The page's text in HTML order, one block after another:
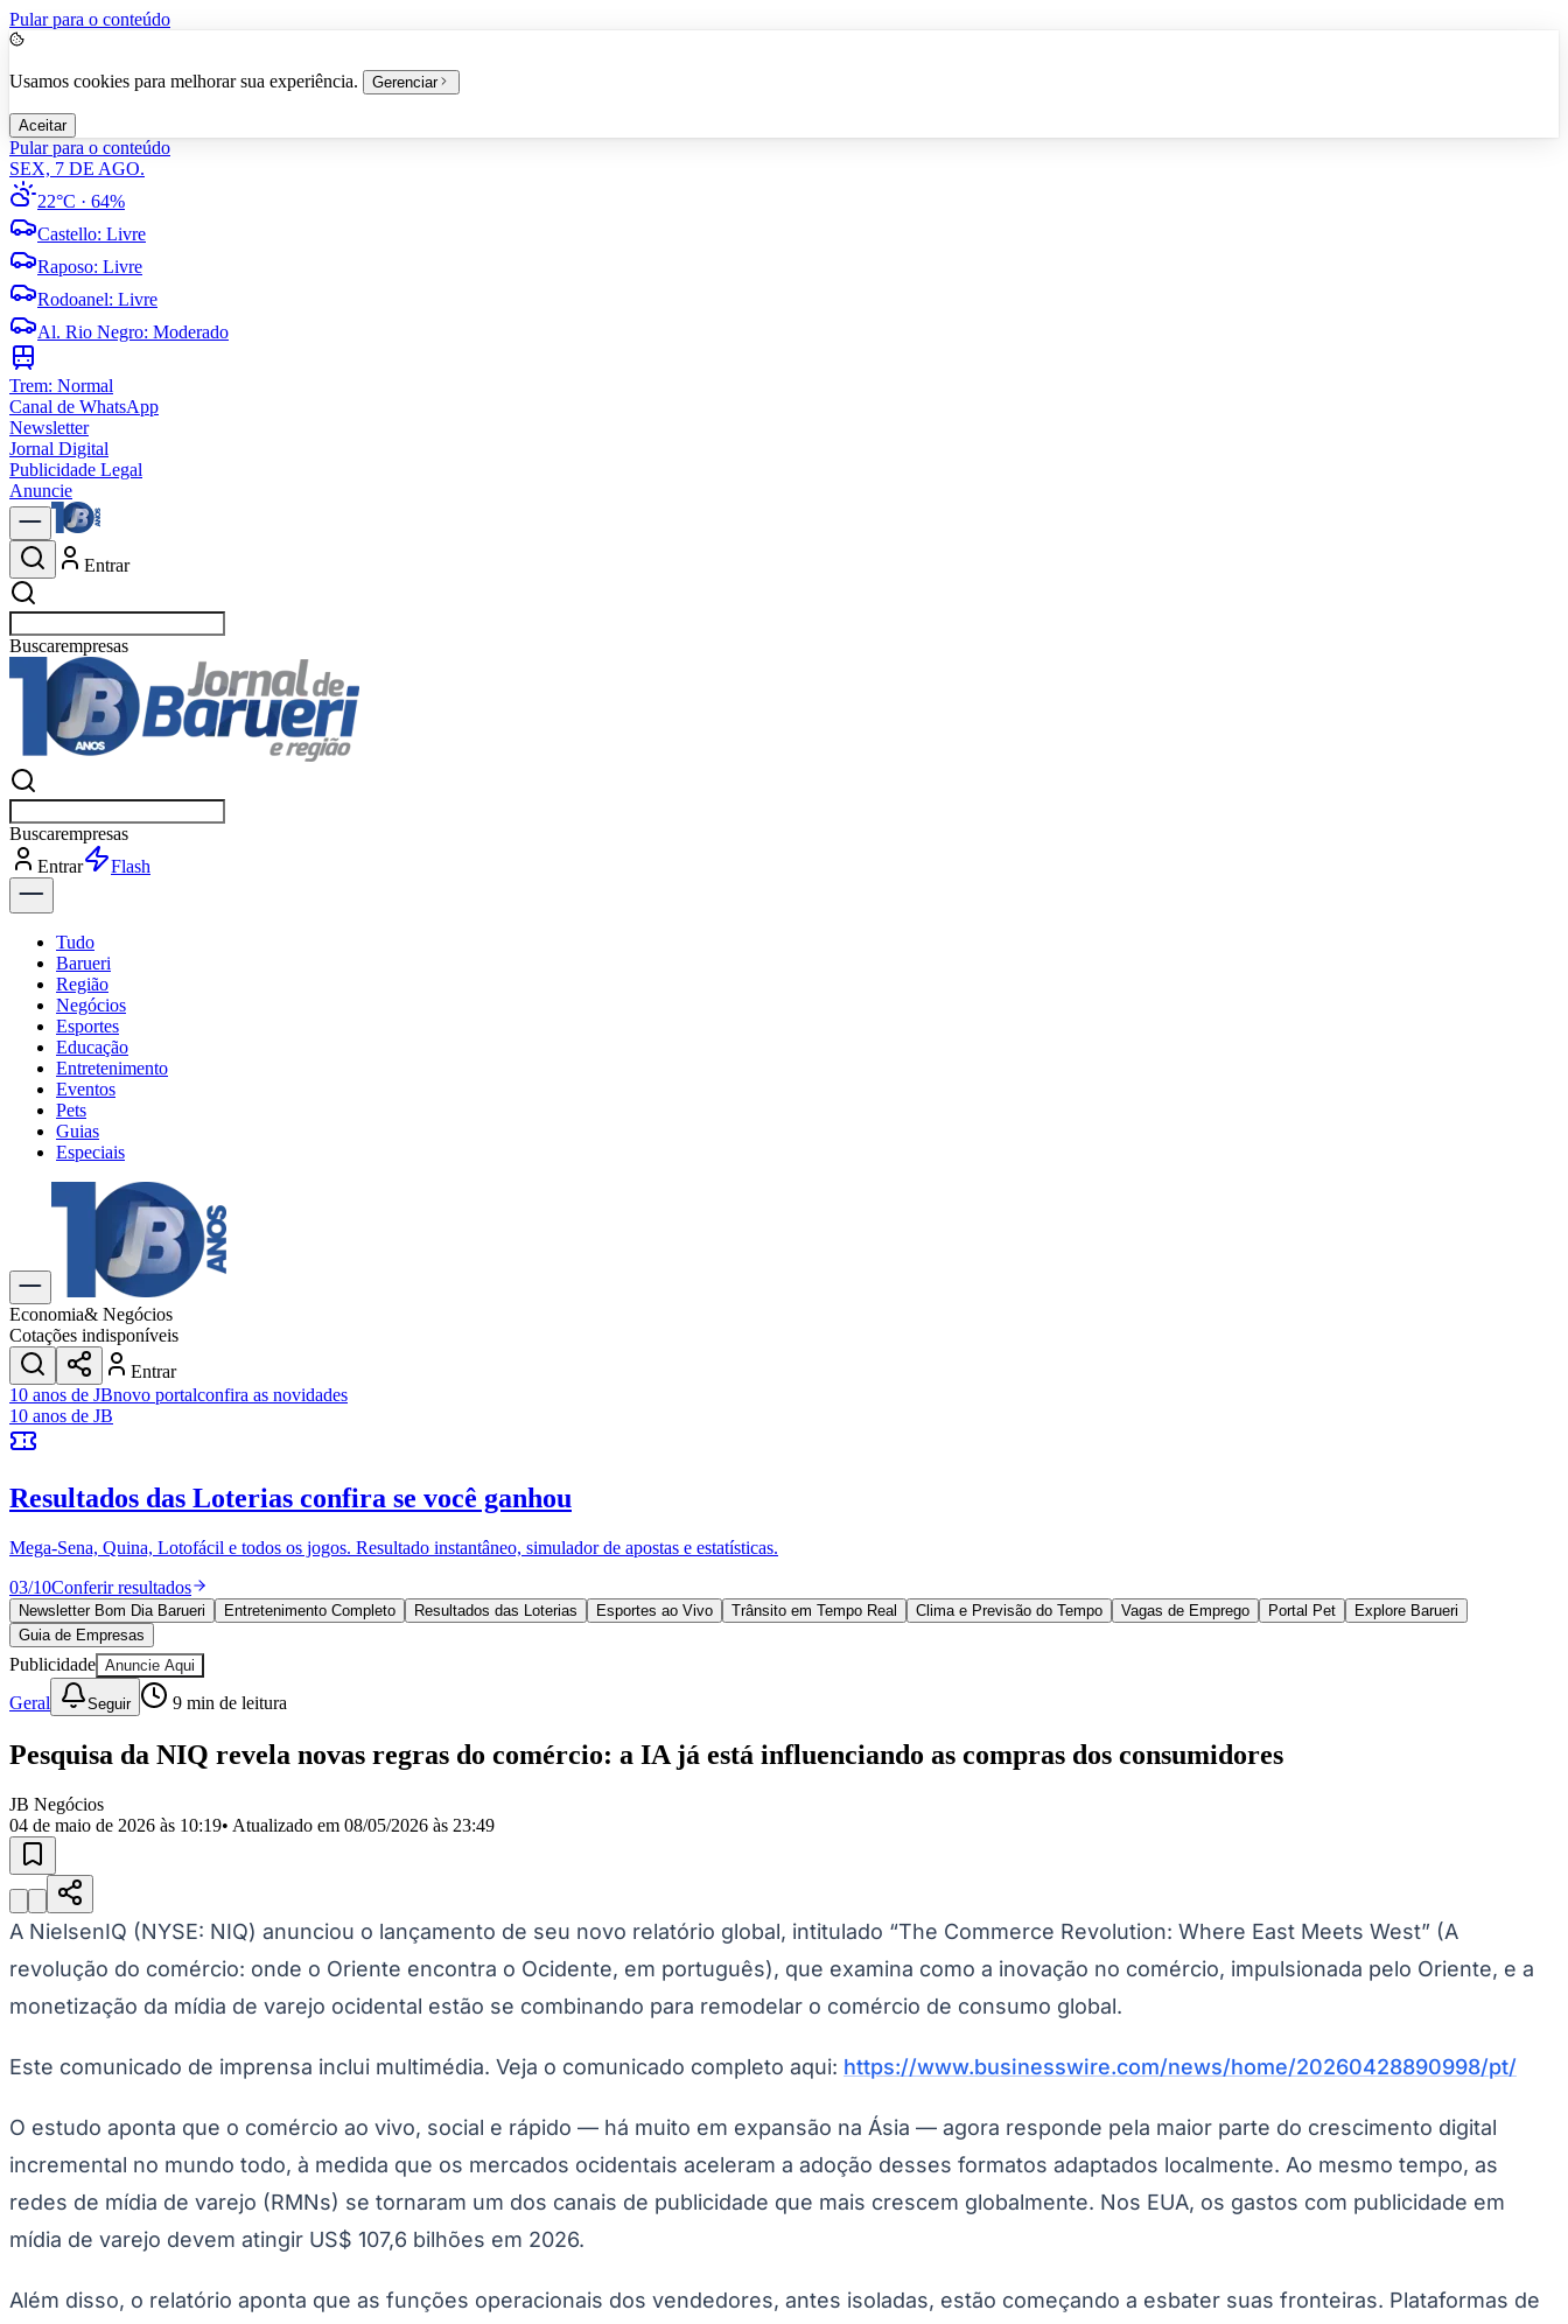
Pular para o conteúdo
Usamos cookies para melhorar sua experiência. Gerenciar
Aceitar
Pular para o conteúdo
SEX, 7 DE AGO.
22°C · 64%
Castello: Livre
Raposo: Livre
Rodoanel: Livre
Al. Rio Negro: Moderado
Trem: Normal
Canal de WhatsApp
Newsletter
Jornal Digital
Publicidade Legal
Anuncie
Entrar
Buscaresporte
Buscaresporte
Entrar
Flash
Tudo
Barueri
Região
Negócios
Esportes
Educação
Entretenimento
Eventos
Pets
Guias
Especiais
Explore Tudo
Últimas Notícias
Previsão do Tempo
Trânsito e Rotas
Dia a Dia & Lazer
Transportes
Gastronomia
Cinema & Shows
JogosNovo
Para Sua Empresa
Cadastrar Empresa
Divulgar VagasNovo
Publicidade Legal
Política
Eleições
Esportes
Saúde
Segurança
Cultura
Meio Ambiente
Educação
Selecione sua região
Aldeia Aldeia da Serra
MilitarItapevi Jandira
Jardim Maria
CristinaJardim Maria HelenaJardim MutingaJardim ParaísoJardim PaulistaJardim ReginaliceJardim São LuísJardim São PedroJardim São SilvestreJardim SilveiraJardim TupãJardim TupanciMutinga
Aldeinha
Osasco Parque dos Camargos Parque Imperial Parque Santa LuziaParque Viana Pirapora do Bom Jesus Recanto Phrynéa Santana de Parnaíba Tamboré Vale do Sol Vila Barros Vila Boa Vista
CondeVila Engenho Novo Vila MárciaVila Nossa Sra. da EscadaVila PortoVotupoca
Para Sua Empresa
Guia de Empresas
Divulgar Vagas Novo
Negócios Regionais
Turismo
Hospitais Estaduais
Parques & Represas
Santana de Parnaíba
Osasco Carapicuíba Itapevi Cotia Pirapora do Bom Jesus Araçariguama Cajamar Caieiras Franco da Rocha Francisco Morato Taboão da Serra Embu das Artes
São Roque
Para Sua Empresa
Economia& Negócios
Cotações indisponíveis
Entrar
10 anos de JBnovo portalconfira as novidades
10 anos de JB
Resultados das Loterias confira se você ganhou
Mega-Sena, Quina, Lotofácil e todos os jogos. Resultado instantâneo, simulador de apostas e estatísticas.
03/10Conferir resultados
Newsletter Bom Dia Barueri Entretenimento Completo Resultados das Loterias Esportes ao Vivo Trânsito em Tempo Real Clima e Previsão do Tempo Vagas de Emprego Portal Pet
Explore Barueri
Guia de Empresas
Publicidade Anuncie Aqui
Geral Seguir 9 min de leitura
Pesquisa da NIQ revela novas regras do comércio: a IA já está influenciando as compras dos consumidores
JB Negócios
04 de maio de 2026 às 10:19• Atualizado em 08/05/2026 às 23:49
A NielsenIQ (NYSE: NIQ) anunciou o lançamento de seu novo relatório global, intitulado “The Commerce Revolution: Where East Meets West” (A
revolução do comércio: onde o Oriente encontra o Ocidente, em português), que examina como a inovação no comércio, impulsionada pelo Oriente, e a
monetização da mídia de varejo ocidental estão se combinando para remodelar o comércio de consumo global.
Este comunicado de imprensa inclui multimédia. Veja o comunicado completo aqui: https://www.businesswire.com/news/home/20260428890998/pt/
O estudo aponta que o comércio ao vivo, social e rápido — há muito em expansão na Ásia — agora responde pela maior parte do crescimento digital
incremental no mundo todo, à medida que os mercados ocidentais aceleram a adoção desses formatos adaptados localmente. Ao mesmo tempo, as
redes de mídia de varejo (RMNs) se tornaram um dos canais de publicidade que mais crescem globalmente. Nos EUA, os gastos com publicidade em
mídia de varejo devem atingir US$ 107,6 bilhões em 2026.
Além disso, o relatório aponta que as funções operacionais dos vendedores, antes isoladas, estão começando a esbater suas fronteiras. Plataformas de